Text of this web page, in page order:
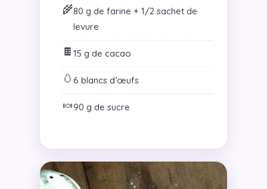
🌾80 g de farine + 1/2 sachet de
levure
🍫 15 g de cacao
🥚 6 blancs d’œufs
🍬90 g de sucre